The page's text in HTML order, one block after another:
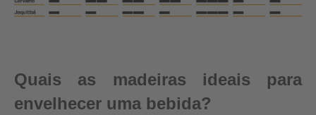
Quais as madeiras ideais para
envelhecer uma bebida?